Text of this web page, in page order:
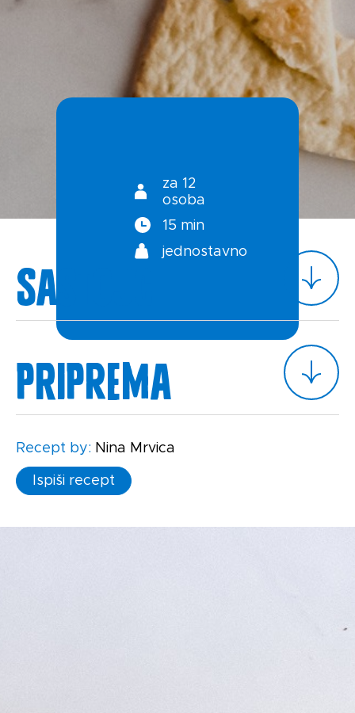
Kontakt
za 12
osoba
15 min
jednostavno
Sastojci
Priprema
Recept by: Nina Mrvica
Ispiši recept